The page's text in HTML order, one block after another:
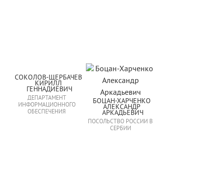
СОКОЛОВ-ЩЕРБАЧЕВ
КИРИЛЛ
ГЕННАДИЕВИЧ
ДЕПАРТАМЕНТ
ИНФОРМАЦИОННОГО
ОБЕСПЕЧЕНИЯ
БОЦАН-ХАРЧЕНКО
АЛЕКСАНДР
АРКАДЬЕВИЧ
ПОСОЛЬСТВО РОССИИ В
СЕРБИИ